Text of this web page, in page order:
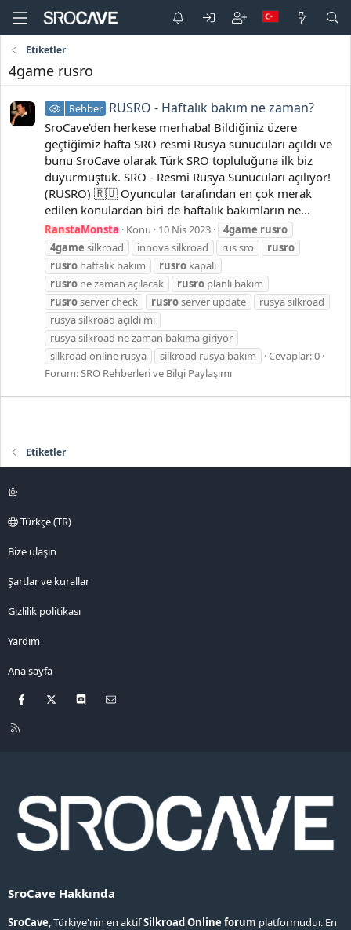
Etiketler
4game rusro
Rehber RUSRO - Haftalık bakım ne zaman?
SroCave'den herkese merhaba! Bildiğiniz üzere
geçtiğimiz hafta SRO resmi Rusya sunucuları açıldı ve
bunu SroCave olarak Türk SRO topluluğuna ilk biz
duyurmuştuk. SRO - Resmi Rusya Sunucuları açılıyor!
(RUSRO) 🇷🇺 Oyuncular tarafından en çok merak
edilen konulardan biri de haftalık bakımların ne...
RanstaMonsta Konu 10 Nis 2023 4game rusro
4game silkroad innova silkroad rus sro
rusro
rusro haftalık bakım rusro kapalı
rusro ne zaman açılacak rusro planlı bakım
rusroserver check rusroserver update
rusya silkroad
rusya silkroad açıldı mı
rusya silkroad ne zaman bakıma giriyor
silkroad online rusya
silkroad rusya bakım
Cevaplar: 0
Forum:SRO Rehberleri ve Bilgi Paylaşımı
Etiketler
Türkçe (TR)
Bize ulaşın
Şartlar ve kurallar
Gizlilik politikası
Yardım
Ana sayfa
Facebook Discord
R
SroCave Hakkında
SroCave, Türkiye'nin en aktifSilkroad Online forum platformudur. En